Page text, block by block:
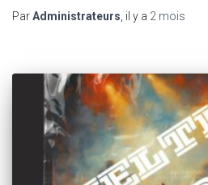
ParAdministrateurs, il y a 2 mois